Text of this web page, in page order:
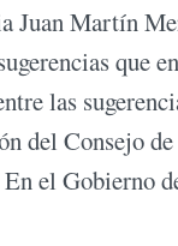
Juan Martín
las
Consejo
En el Gobierno